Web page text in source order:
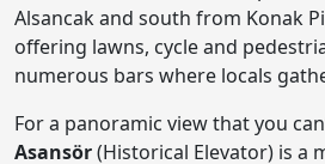
Alsancak and south from Konak
offering lawns, cycle and
numerous bars where locals
For a panoramic view that you
Asansör(Historical Elevator) is a